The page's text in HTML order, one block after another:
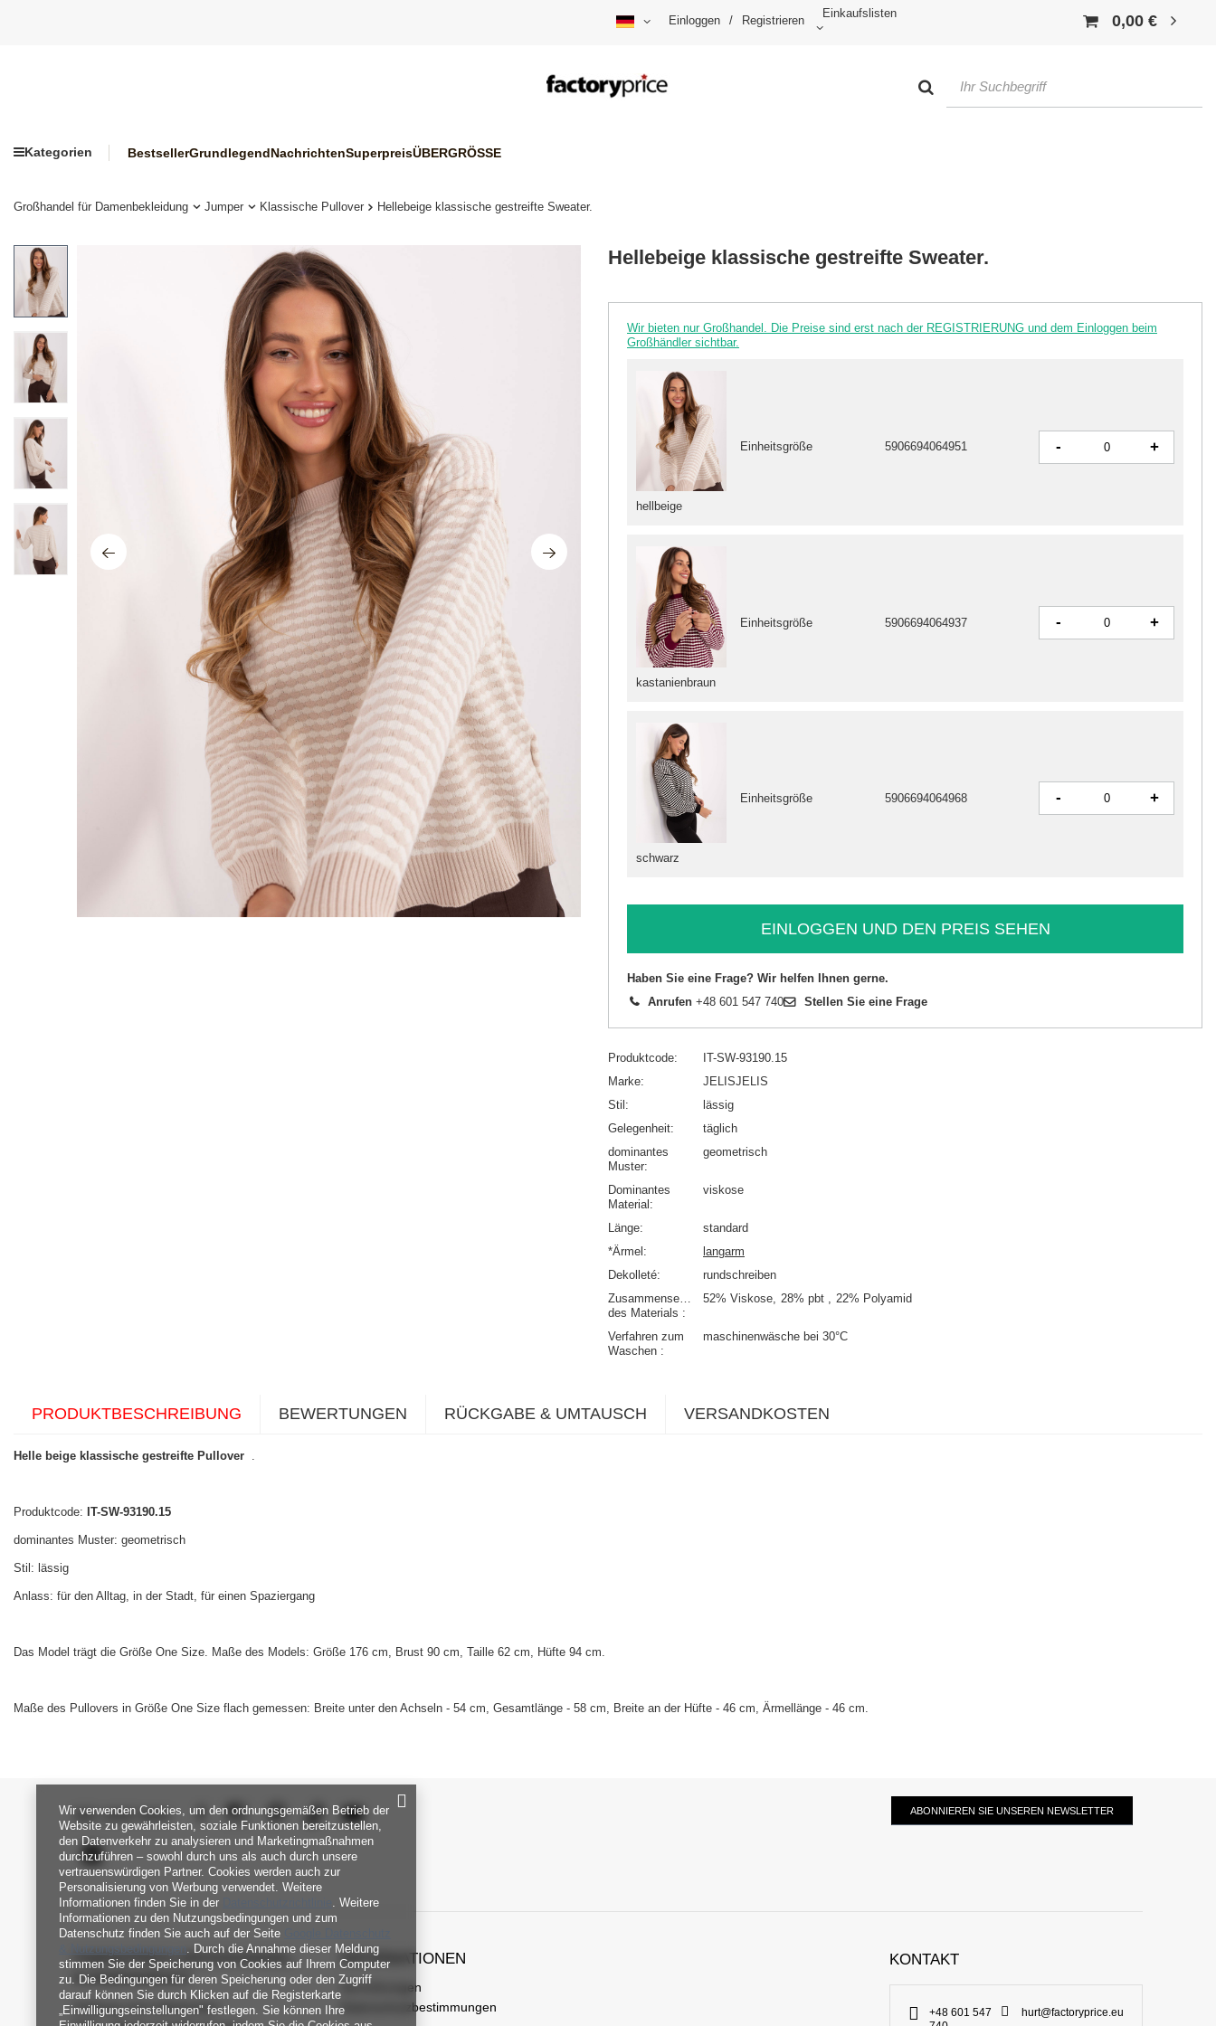
Einloggen / Registrieren
Einkaufslisten 0,00 €
Kategorien BestsellerGrundlegendNachrichtenSuperpreisÜBERGRÖSSE
Großhandel für Damenbekleidung Jumper Klassische Pullover Hellebeige klassische gestreifte Sweater.
Hellebeige klassische gestreifte Sweater.
Wir bieten nur Großhandel. Die Preise sind erst nach der REGISTRIERUNG und dem Einloggen beim
Großhändler sichtbar.
hellbeige
Einheitsgröße 5906694064951 - +
kastanienbraun
Einheitsgröße 5906694064937 - +
schwarz
Einheitsgröße 5906694064968 - +
EINLOGGEN UND DEN PREIS SEHEN
Haben Sie eine Frage? Wir helfen Ihnen gerne.
Anrufen +48 601 547 740 Stellen Sie eine Frage
Produktcode
IT-SW-93190.15
Marke
JELISJELIS
Stil
lässig
Gelegenheit
täglich
dominantes
Muster
geometrisch
Dominantes
Material
viskose
Länge
standard
*Ärmel
langarm
Dekolleté
rundschreiben
Zusammensetzung
des Materials
52% Viskose 28% pbt 22% Polyamid
Verfahren zum
Waschen
maschinenwäsche bei 30°C
PRODUKTBESCHREIBUNG BEWERTUNGEN RÜCKGABE & UMTAUSCH VERSANDKOSTEN
Helle beige klassische gestreifte Pullover .
Produktcode: IT-SW-93190.15
dominantes Muster: geometrisch
Stil: lässig
Anlass: für den Alltag, in der Stadt, für einen Spaziergang
Das Model trägt die Größe One Size. Maße des Models: Größe 176 cm, Brust 90 cm, Taille 62 cm, Hüfte 94 cm.
Maße des Pullovers in Größe One Size flach gemessen: Breite unter den Achseln - 54 cm, Gesamtlänge - 58 cm, Breite an der Hüfte - 46 cm, Ärmellänge - 46 cm.
SEI UNS NAH ABONNIEREN SIE UNSEREN NEWSLETTER
FABRIKPREIS-GROSSHANDEL-K
UNDENDIENST
Zahlung und Lieferkosten
INFORMATIONEN
Verordnungen
Datenschutzbestimmungen
KONTAKT
+48 601 547
hurt@factoryprice.eu
Wir verwenden Cookies, um den ordnungsgemäßen Betrieb der
Website zu gewährleisten, soziale Funktionen bereitzustellen,
den Datenverkehr zu analysieren und Marketingmaßnahmen
durchzuführen – sowohl durch uns als auch durch unsere
vertrauenswürdigen Partner. Cookies werden auch zur
Personalisierung von Werbung verwendet. Weitere
Informationen finden Sie in der
. Weitere
Informationen zu den Nutzungsbedingungen und zum
Datenschutz finden Sie auch auf der Seite
& Nutzungsbedingungen . Durch die Annahme dieser Meldung
stimmen Sie der Speicherung von Cookies auf Ihrem Computer
zu. Die Bedingungen für deren Speicherung oder den Zugriff
darauf können Sie durch Klicken auf die Registerkarte
„Einwilligungseinstellungen" festlegen. Sie können Ihre